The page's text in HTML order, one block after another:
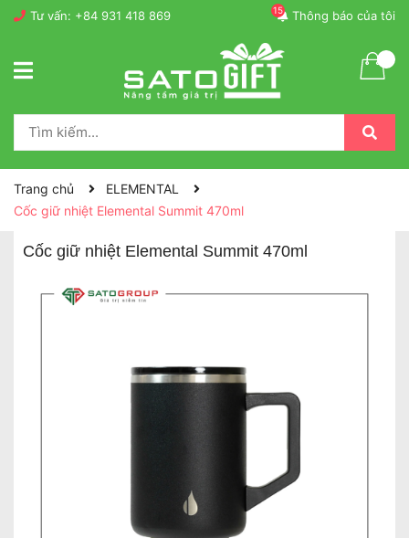
Tư vấn: +84 931 418 869 Thông báo của tôi
15
Trang chủ
ELEMENTAL
Cốc giữ nhiệt Elemental Summit 470ml
Cốc giữ nhiệt Elemental Summit 470ml